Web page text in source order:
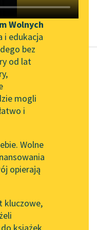
brak utworu
Wolnych Lektur
dla piszących i
PMH
Wolnych Lektur
Wolnych
i edukacja
bez
od lat
mogli
i
Wolne
opierają
kluczowe,
Domańska
i Zbroja
na Rokiczanę
pójdzie, jak
więcej